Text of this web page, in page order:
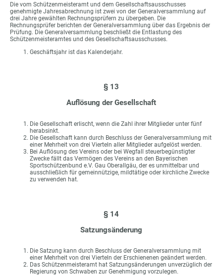
Die vom Schützenmeisteramt und dem Gesellschaftsausschusses
genehmigte Jahresabrechnung ist zwei von der Generalversammlung auf
drei Jahre gewählten Rechnungsprüfern zu übergeben. Die
Rechnungsprüfer berichten der Generalversammlung über das Ergebnis der
Prüfung. Die Generalversammlung beschließt die Entlastung des
Schützenmeisteramtes und des Gesellschaftsausschusses.
Geschäftsjahr ist das Kalenderjahr.
§ 13
Auflösung der Gesellschaft
Die Gesellschaft erlischt, wenn die Zahl ihrer Mitglieder unter fünf
herabsinkt.
Die Gesellschaft kann durch Beschluss der Generalversammlung mit
einer Mehrheit von drei Vierteln aller Mitglieder aufgelöst werden.
Bei Auflösung des Vereins oder bei Wegfall steuerbegünstigter
Zwecke fällt das Vermögen des Vereins an den Bayerischen
Sportschützenbund e.V. Gau Oberallgäu, der es unmittelbar und
ausschließlich für gemeinnützige, mildtätige oder kirchliche Zwecke
zu verwenden hat.
§ 14
Satzungsänderung
Die Satzung kann durch Beschluss der Generalversammlung mit
einer Mehrheit von drei Vierteln der Erschienenen geändert werden.
Das Schützenmeisteramt hat Satzungsänderungen unverzüglich der
Regierung von Schwaben zur Genehmigung vorzulegen.